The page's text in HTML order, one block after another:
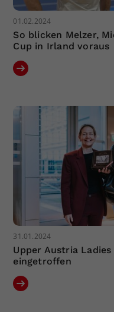
01.02.2024
So blicken Melzer,
Cup in Irland voraus
31.01.2024
Upper Austria
eingetroffen